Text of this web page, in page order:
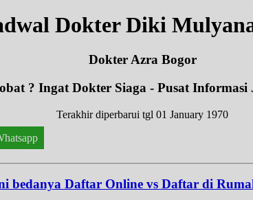
Dokter Diki
Dokter Azra Bogor
? Ingat Dokter Siaga - Pusat Informasi
Terakhir diperbarui tgl 01 January 1970
bedanya Daftar Online vs Daftar di